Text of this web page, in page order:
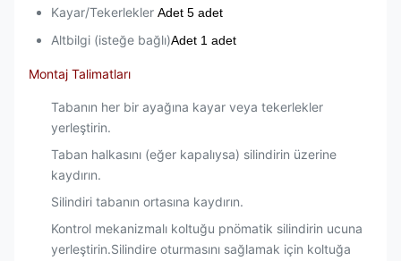
Kayar/Tekerlekler Adet 5 adet
Altbilgi (isteğe bağlı)Adet 1 adet
Montaj Talimatları
Tabanın her bir ayağına kayar veya tekerlekler
yerleştirin.
Taban halkasını (eğer kapalıysa) silindirin üzerine
kaydırın.
Silindiri tabanın ortasına kaydırın.
Kontrol mekanizmalı koltuğu pnömatik silindirin ucuna
yerleştirin.Silindire oturmasını sağlamak için koltuğa